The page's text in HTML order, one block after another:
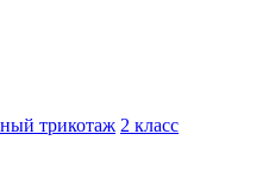
трикотаж 2 класс